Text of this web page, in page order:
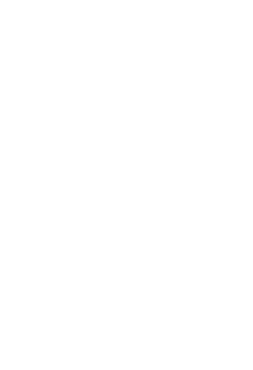
rote Farbtöne getaucht
von Wild und
einem unvergleichlichen
Tiefe, während
passt dieses